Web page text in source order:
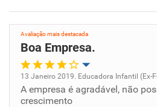
Avaliação mais destacada
Boa Empresa.
Oportunidade de promoção
13 Janeiro 2019. Educadora Infantil (Ex-
A empresa é agradável, não
crescimento